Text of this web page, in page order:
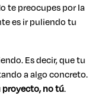
te preocupes por la
es ir puliendo tu
Es decir, que tu
a algo concreto.
proyecto, no tú.